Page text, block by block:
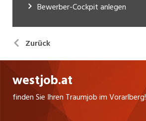
Bewerber-Cockpit anlegen
Zurück
westjob.at
finden Sie Ihren Traumjob im Vorarlberg!